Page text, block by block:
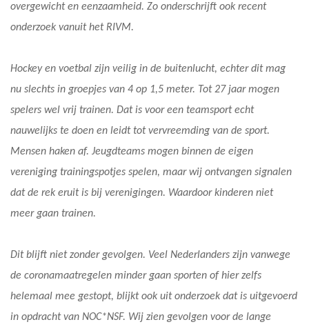
overgewicht en eenzaamheid. Zo onderschrijft ook recent
onderzoek vanuit het RIVM.
Hockey en voetbal zijn veilig in de buitenlucht, echter dit mag
nu slechts in groepjes van 4 op 1,5 meter. Tot 27 jaar mogen
spelers wel vrij trainen. Dat is voor een teamsport echt
nauwelijks te doen en leidt tot vervreemding van de sport.
Mensen haken af. Jeugdteams mogen binnen de eigen
vereniging trainingspotjes spelen, maar wij ontvangen signalen
dat de rek eruit is bij verenigingen. Waardoor kinderen niet
meer gaan trainen.
Dit blijft niet zonder gevolgen. Veel Nederlanders zijn vanwege
de coronamaatregelen minder gaan sporten of hier zelfs
helemaal mee gestopt, blijkt ook uit onderzoek dat is uitgevoerd
in opdracht van NOC*NSF. Wij zien gevolgen voor de lange